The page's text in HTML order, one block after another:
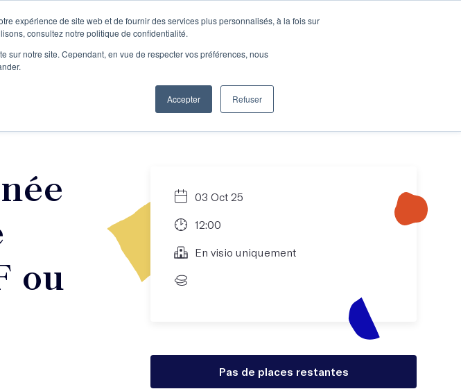
expérience de site web et de fournir des services plus personnalisés, à la fois sur
consultez notre politique de confidentialité.
sur notre site. Cependant, en vue de respecter vos préférences, nous
Accepter Refuser
Se connecter Je découvre les ateliers
Entreprises
03 Oct 25
12:00
En visio uniquement
Pas de places restantes
ou